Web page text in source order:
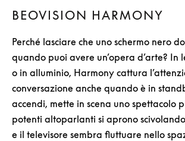
BEOVISION HARMONY
Perché lasciare che uno schermo nero
quando puoi avere un’opera d’arte? In
o in alluminio, Harmony cattura
conversazione anche quando è in
accendi, mette in scena uno spettacolo
potenti altoparlanti si aprono
e il televisore sembra fluttuare nello